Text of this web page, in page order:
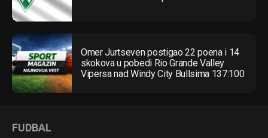
Omer Jurtseven postigao 22 poena i 14
skokova u pobedi Rio Grande Valley
Vipersa nad Windy City Bullsima 137:100
FUDBAL